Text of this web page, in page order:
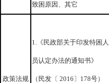
致困原因、其它
政策法规
1.《民政部关于印发特困人
员认定办法的通知书》
（民发〔 2016〕178号）